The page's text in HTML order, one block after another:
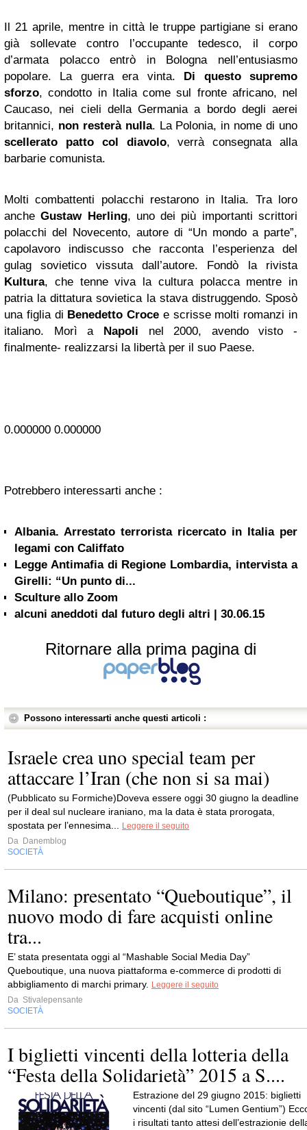
Il 21 aprile, mentre in città le truppe partigiane si erano
già sollevate contro l’occupante tedesco, il corpo
d’armata polacco entrò in Bologna nell’entusiasmo
popolare. La guerra era vinta. Di questo supremo
sforzo, condotto in Italia come sul fronte africano, nel
Caucaso, nei cieli della Germania a bordo degli aerei
britannici, non resterà nulla. La Polonia, in nome di uno
scellerato patto col diavolo, verrà consegnata alla
barbarie comunista.
Molti combattenti polacchi restarono in Italia. Tra loro
ancheGustaw Herling, uno dei più importanti scrittori
polacchi del Novecento, autore di “Un mondo a parte”,
capolavoro indiscusso che racconta l’esperienza del
gulag sovietico vissuta dall’autore. Fondò la rivista
Kultura, che tenne viva la cultura polacca mentre in
patria la dittatura sovietica la stava distruggendo. Sposò
una figlia di Benedetto Croce e scrisse molti romanzi in
italiano. Morì a Napoli nel 2000, avendo visto -
finalmente- realizzarsi la libertà per il suo Paese.
0.000000 0.000000
Potrebbero interessarti anche :
Albania. Arrestato terrorista ricercato in Italia per
legami con Califfato
Legge Antimafia di Regione Lombardia, intervista a
Girelli: “Un punto di...
Sculture allo Zoom
alcuni aneddoti dal futuro degli altri | 30.06.15
Ritornare alla prima pagina di
Possono interessarti anche questi articoli :
Israele crea uno special team per
attaccare l’Iran (che non si sa mai)
(Pubblicato su Formiche)Doveva essere oggi 30 giugno la deadline
per il deal sul nucleare iraniano, ma la data è stata prorogata,
spostata per l’ennesima...
Leggere il seguito
Da Danemblog
SOCIETÀ
Milano: presentato “Queboutique”, il
nuovo modo di fare acquisti online
tra...
E’ stata presentata oggi al “Mashable Social Media Day”
Queboutique, una nuova piattaforma e-commerce di prodotti di
abbigliamento di marchi primary. Leggere il seguito
Da Stivalepensante
SOCIETÀ
I biglietti vincenti della lotteria della
“Festa della Solidarietà” 2015 a S....
Estrazione del 29 giugno 2015: biglietti
vincenti (dal sito “Lumen Gentium”)
i risultati tanto attesi dell’estrazionie